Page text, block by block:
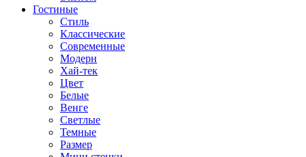
Гостиные
Стиль
Классические
Современные
Модерн
Хай-тек
Цвет
Белые
Венге
Светлые
Темные
Размер